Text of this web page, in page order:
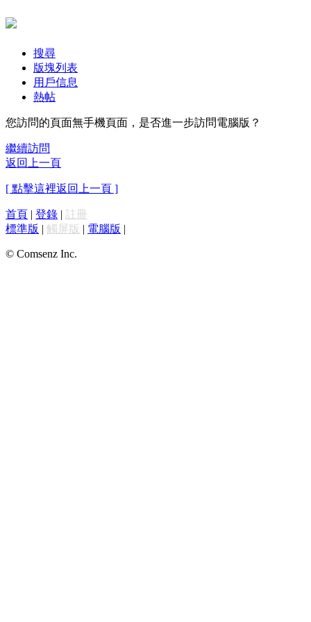
搜尋
版塊列表
用戶信息
熱帖
您訪問的頁面無手機頁面，是否進一步訪問電腦版？
繼續訪問
返回上一頁
[ 點擊這裡返回上一頁 ]
首頁 | 登錄 | 註冊
標準版 | 觸屏版 | 電腦版 |
© Comsenz Inc.